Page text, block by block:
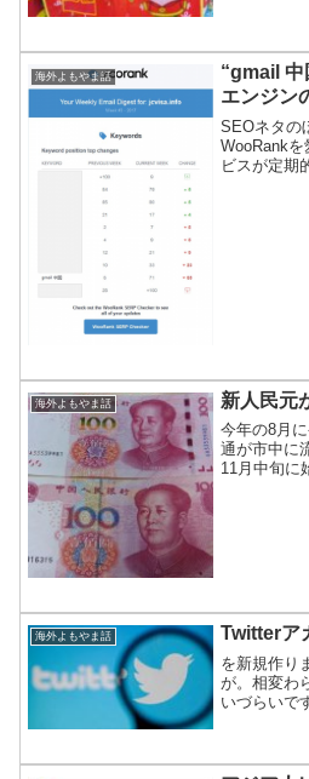
ールでは
る。
海外よもやま話
“gmail
エンジン
SEOネタの
WooRank
ビスが定期
海外よもやま話 新人民元
今年の8月
通が市中に
11月中旬に
海外よもやま話 Twitterア
を新規作り
が。相変わ
いづらいで